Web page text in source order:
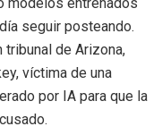
seguir posteando.
de Arizona,
víctima de una
por IA para que la